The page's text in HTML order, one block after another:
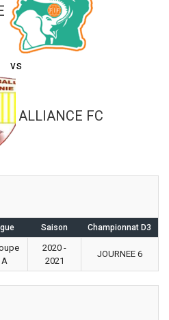
vs
ALLIANCE FC
Saison Championnat D3
A
2020 -
2021
JOURNEE 6